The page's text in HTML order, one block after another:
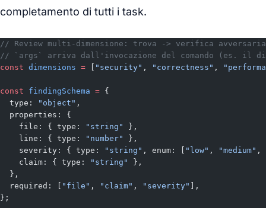
completamento di tutti i task.
// Review multi-dimensione: trova -> verifica
// `args` arriva dall'invocazione del comando (es. il
const dimensions = [ "security" , "correctness" ,
const findingSchema = {
  type:
"object" ,
  properties: {
    file: { type:
"string"
},
    line: { type:
"number"
},
    severity: { type:
"string" , enum: [ "low" , "medium" ,
    claim: { type:
"string"
},
  },
  required: [
"file" , "claim" , "severity" ],
};